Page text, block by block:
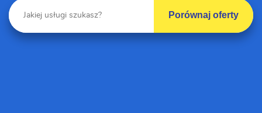
Porównaj oferty